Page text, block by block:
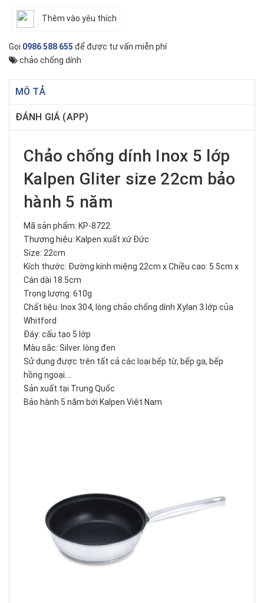
Thêm vào yêu thích
Gọi 0986 588 655 để được tư vấn miễn phí
chảo chống dính
MÔ TẢ
ĐÁNH GIÁ (APP)
Chảo chống dính Inox 5 lớp
Kalpen Gliter size 22cm bảo
hành 5 năm
Mã sản phẩm: KP-8722
Thương hiệu: Kalpen xuất xứ Đức
Size: 22cm
Kích thước: Đường kính miệng 22cm x Chiều cao: 5.5cm x
Cán dài 18.5cm
Trọng lượng: 610g
Chất liệu: Inox 304, lòng chảo chống dính Xylan 3 lớp của
Whitford
Đáy: cấu tạo 5 lớp
Màu sắc: Silver. lòng đen
Sử dụng được trên tất cả các loại bếp từ, bếp ga, bếp
hồng ngoại....
Sản xuất tại Trung Quốc
Bảo hành 5 năm bới Kalpen Việt Nam